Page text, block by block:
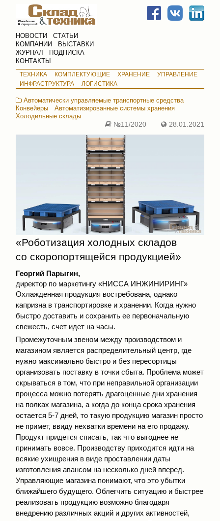
НОВОСТИ
СТАТЬИ
КОМПАНИИ
ВЫСТАВКИ
ЖУРНАЛ
ПОДПИСКА
КОНТАКТЫ
ТЕХНИКА КОМПЛЕКТУЮЩИЕ ХРАНЕНИЕ
УПРАВЛЕНИЕ
ИНФРАСТРУКТУРА
ЛОГИСТИКА
Автоматически управляемые транспортные средства
Конвейеры
Автоматизированные системы хранения
Холодильные склады
№11/2020
28.01.2021
«Роботизация холодных складов
со скоропортящейся продукцией»
Георгий Парыгин,
директор по маркетингу «НИССА ИНЖИНИРИНГ»
Охлажденная продукция востребована, однако
капризна в транспортировке и хранении. Когда нужно
быстро доставить и сохранить ее первоначальную
свежесть, счет идет на часы.
Промежуточным звеном между производством и
магазином является распределительный центр, где
нужно максимально быстро и без пересортицы
организовать поставку в точки сбыта. Проблема может
скрываться в том, что при неправильной организации
процесса можно потерять драгоценные дни хранения
на полках магазина, а когда до конца срока хранения
остается 5-7 дней, то такую продукцию магазин просто
не примет, ввиду нехватки времени на его продажу.
Продукт придется списать, так что выгоднее не
принимать вовсе. Производству приходится идти на
всякие ухищрения в виде проставлении даты
изготовления авансом на несколько дней вперед.
Управляющие магазина понимают, что это убытки
ближайшего будущего. Облегчить ситуацию и быстрее
реализовать продукцию возможно благодаря
внедрению различных акций и других активностей,